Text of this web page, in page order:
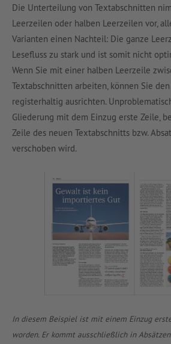
Die Unterteilung von Textabschnitten
Leerzeilen oder halben Leerzeilen vor,
Varianten einen Nachteil: Die ganze
Lesefluss zu stark und ist somit nicht
Wenn Sie mit einer halben Leerzeile
Textabschnitten arbeiten, können Sie
registerhaltig ausrichten.
Gliederung mit dem Einzug erste Zeile,
Zeile des neuen Textabschnitts bzw.
verschoben wird.
In diesem Beispiel ist mit einem Einzug
worden. Er kommt ausschließlich in